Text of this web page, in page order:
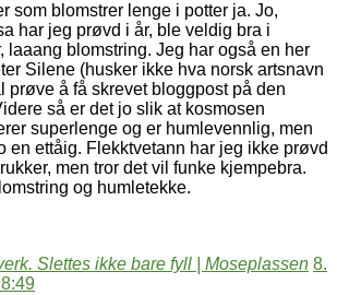
som blomstrer lenge i potter ja. Jo,
har jeg prøvd i år, ble veldig bra i
laaang blomstring. Jeg har også en her
Silene (husker ikke hva norsk artsnavn
prøve å få skrevet bloggpost på den
så er det jo slik at kosmosen
superlenge og er humlevennlig, men
en ettåig. Flekktvetann har jeg ikke prøvd
men tror det vil funke kjempebra.
og humletekke.
Slettes ikke bare fyll | Moseplassen 8.